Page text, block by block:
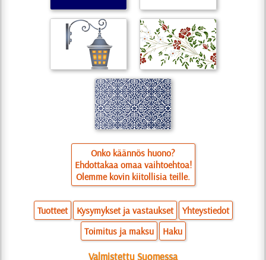
Onko käännös huono?
Ehdottakaa omaa vaihtoehtoa!
Olemme kovin kiitollisia teille.
Tuotteet Kysymykset ja vastaukset
Yhteystiedot
Toimitus ja maksu
Haku
Valmistettu Suomessa